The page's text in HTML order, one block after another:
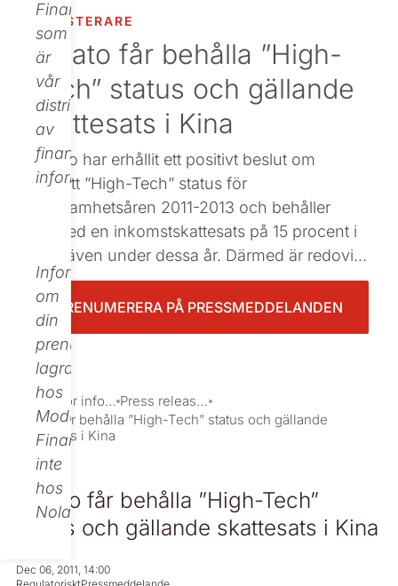
Finance,
som
är
vår
distributör
av
finansiell
information.
Informationen
om
din
prenumeration
lagras
hos
Modular
Finance,
inte
hos
Nolato.
INVESTERARE
Nolato får behålla ”High-
Tech” status och gällande
skattesats i Kina
Nolato har erhållit ett positivt beslut om
fortsatt ”High-Tech” status för
verksamhetsåren 2011-2013 och behåller
därmed en inkomstskattesats på 15 procent i
Kina även under dessa år. Därmed är redovi...
PRENUMERERA PÅ PRESSMEDDELANDEN
Investor information
Press releases
Nolato får behålla ”High-Tech” status och gällande
skattesats i Kina
Nolato får behålla ”High-Tech”
status och gällande skattesats i Kina
Dec 06, 2011, 14:00